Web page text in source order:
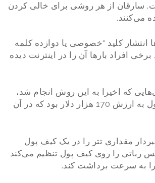
سارقان از هر روشی برای خالی کردن
می‌کنند.
انتشار کلید “خصوصی یا دوازده کلمه
افراد بارها آن را در اینترنت دیده
که اخیرا به این روش انجام شد،
فروش یک کیف پول به ارزش 170 هزار دلار بود که در آن
مقداری تتر را در یک کیف پول
رباتی را روی کیف پول تنظیم می‌کند
را به سرعت برداشت کند.